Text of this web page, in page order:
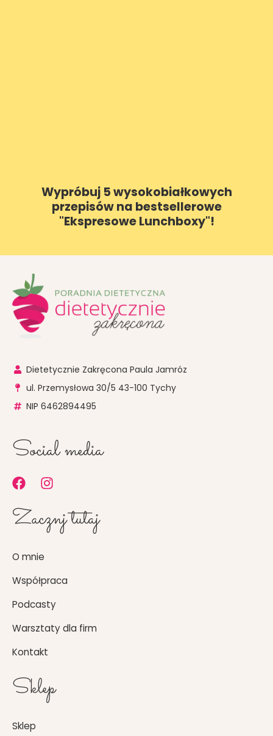
Wypróbuj 5 wysokobiałkowych
przepisów na bestsellerowe
"Ekspresowe Lunchboxy"!
Dietetycznie Zakręcona Paula Jamróz
ul. Przemysłowa 30/5 43-100 Tychy
NIP 6462894495
Social media
F
a
c
e
o
o
k
I
n
t
a
a
m
Zacznj tutaj
O mnie
Współpraca
Podcasty
Warsztaty dla firm
Kontakt
Sklep
Sklep